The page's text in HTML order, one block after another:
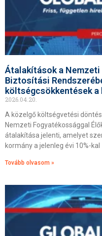
Átalakítások a
Biztosítási
költségcsökkentések
2026.04.20.
A közelgő költségvetési
Nemzeti Fogyatékossággal
átalakítása jelenti, amelyet
kormány a jelenleg évi 10%-kal
Tovább olvasom »